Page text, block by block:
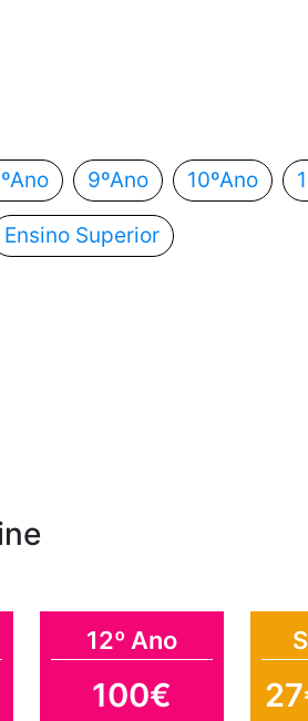
9ºAno 10ºAno
Ensino Superior
12º Ano
100€